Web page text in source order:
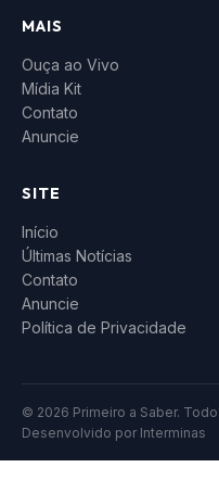
MAIS
Ouça ao Vivo
Mídia Kit
Contato
Anuncie
SITE
Início
Últimas Notícias
Contato
Anuncie
Política de Privacidade
© 2026 Primeiro a Saber.
Desenvolvido por Interminas